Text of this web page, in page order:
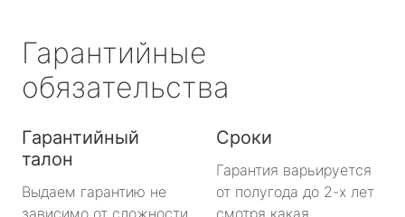
Гарантийные
обязательства
Гарантийный
талон
Выдаем гарантию не
зависимо от сложности
Сроки
Гарантия варьируется
от полугода до 2-х лет
смотря какая